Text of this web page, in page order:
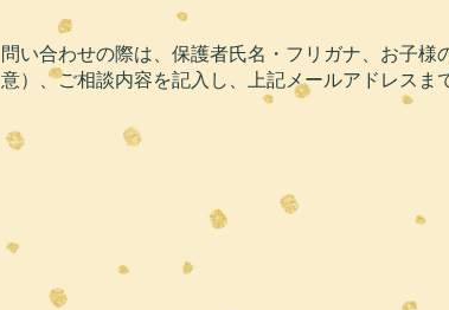
問い合わせの際は、保護者氏名・フリガナ、お子
意）、ご相談内容を記入し、上記メールアドレスま